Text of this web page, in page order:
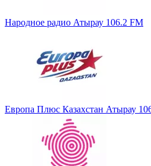
Народное радио Атырау 106.2 FM
Европа Плюс Казахстан Атырау